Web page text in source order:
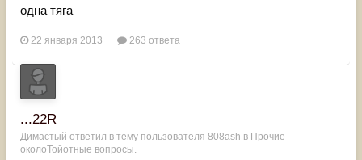
одна тяга
22 января 2013 263 ответа
...22R
Димастый ответил в тему пользователя 808ash в Прочие
околоТойотные вопросы.